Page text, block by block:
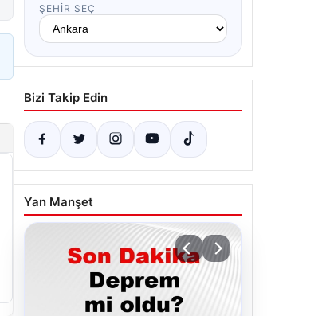
ŞEHIR SEÇ
Bizi Takip Edin
Yan Manşet